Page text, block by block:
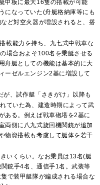
甲板に最大16隻の搭載が可能
になっていた(舟艇格納庫等にも
ど対空火器が増設されると、搭
載能力を持ち、九七式中戦車な
場合およそ100名を乗艇させる
舟艇としての機能は基本的に大
ーゼルエンジン2基に増設して
、試作艇「さきがけ」以降も
ていた為、建造時期によって武
ある。例えば戦車砲塔を2基に
両側に八九式旋回機関銃が追加
物資搭載も考慮して艇体を若干
いくらい。なお乗員は13名(艇
銃手4名、通信手1名。武装等
で装甲艇隊が編成される場合な